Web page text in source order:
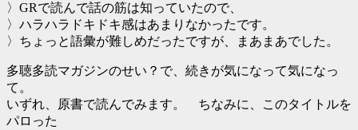
〉GRで読んで話の筋は知っていたので、
〉ハラハラドキドキ感はあまりなかったです。
〉ちょっと語彙が難しめだったですが、まあまあでした。
多聴多読マガジンのせい？で、続きが気になって気になっ
て。
いずれ、原書で読んでみます。 ちなみに、このタイトルを
パロった